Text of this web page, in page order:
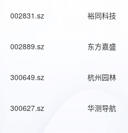
002831.sz 裕同科技
002889.sz 东方嘉盛
300649.sz 杭州园林
300627.sz 华测导航